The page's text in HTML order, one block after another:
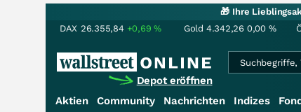
🎁 Ihre
DAX 26.355,84 +0,69% Gold 4.342,26 0,00 %
Depot eröffnen
Aktien
Community Nachrichten Indizes